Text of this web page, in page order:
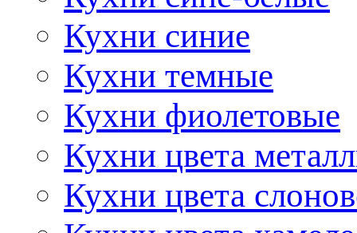
Кухни синие
Кухни темные
Кухни фиолетовые
Кухни цвета
Кухни цвета